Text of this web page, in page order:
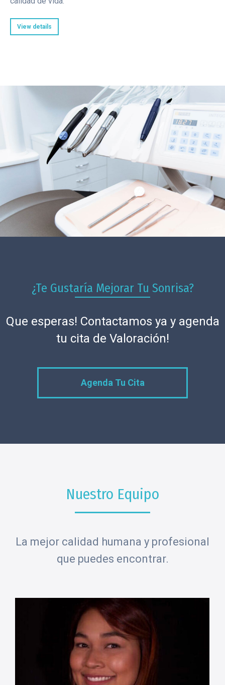
View details
¿Te Gustaría Mejorar Tu Sonrisa?
Que esperas! Contactamos ya y agenda
tu cita de Valoración!
Agenda Tu Cita
Nuestro Equipo
La mejor calidad humana y profesional
que puedes encontrar.